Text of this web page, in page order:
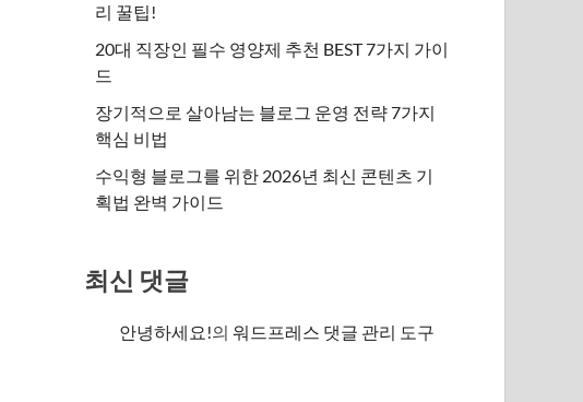
리 꿀팁!
20대 직장인 필수 영양제 추천 BEST 7가지 가이
드
장기적으로 살아남는 블로그 운영 전략 7가지
핵심 비법
수익형 블로그를 위한 2026년 최신 콘텐츠 기
획법 완벽 가이드
최신 댓글
안녕하세요!의워드프레스 댓글 관리 도구